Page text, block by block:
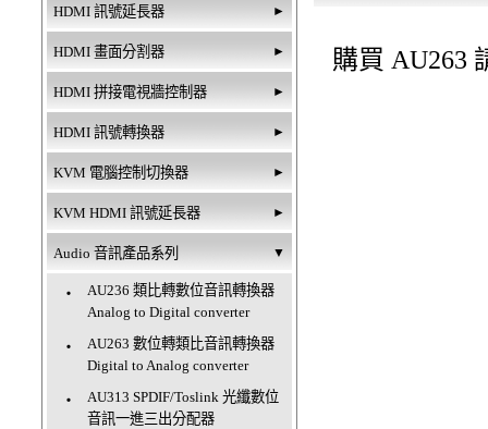
HDMI 訊號延長器 ►
HDMI 畫面分割器 ►
HDMI 拼接電視牆控制器 ►
HDMI 訊號轉換器 ►
KVM 電腦控制切換器 ►
KVM HDMI 訊號延長器 ►
Audio 音訊產品系列 ▼
‧
AU236 類比轉數位音訊轉換器
Analog to Digital converter
‧
AU263 數位轉類比音訊轉換器
Digital to Analog converter
‧
AU313 SPDIF/Toslink 光纖數位
音訊一進三出分配器
購買 AU263